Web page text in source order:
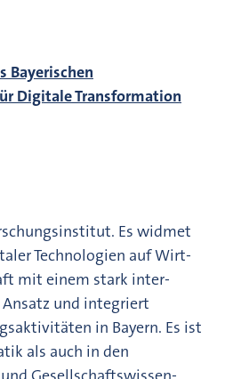
Bayerischen
Digitale Transformation
Es widmet
Technologien auf Wirt­
mit einem stark inter­
und integriert
in Bayern. Es ist
als auch in den